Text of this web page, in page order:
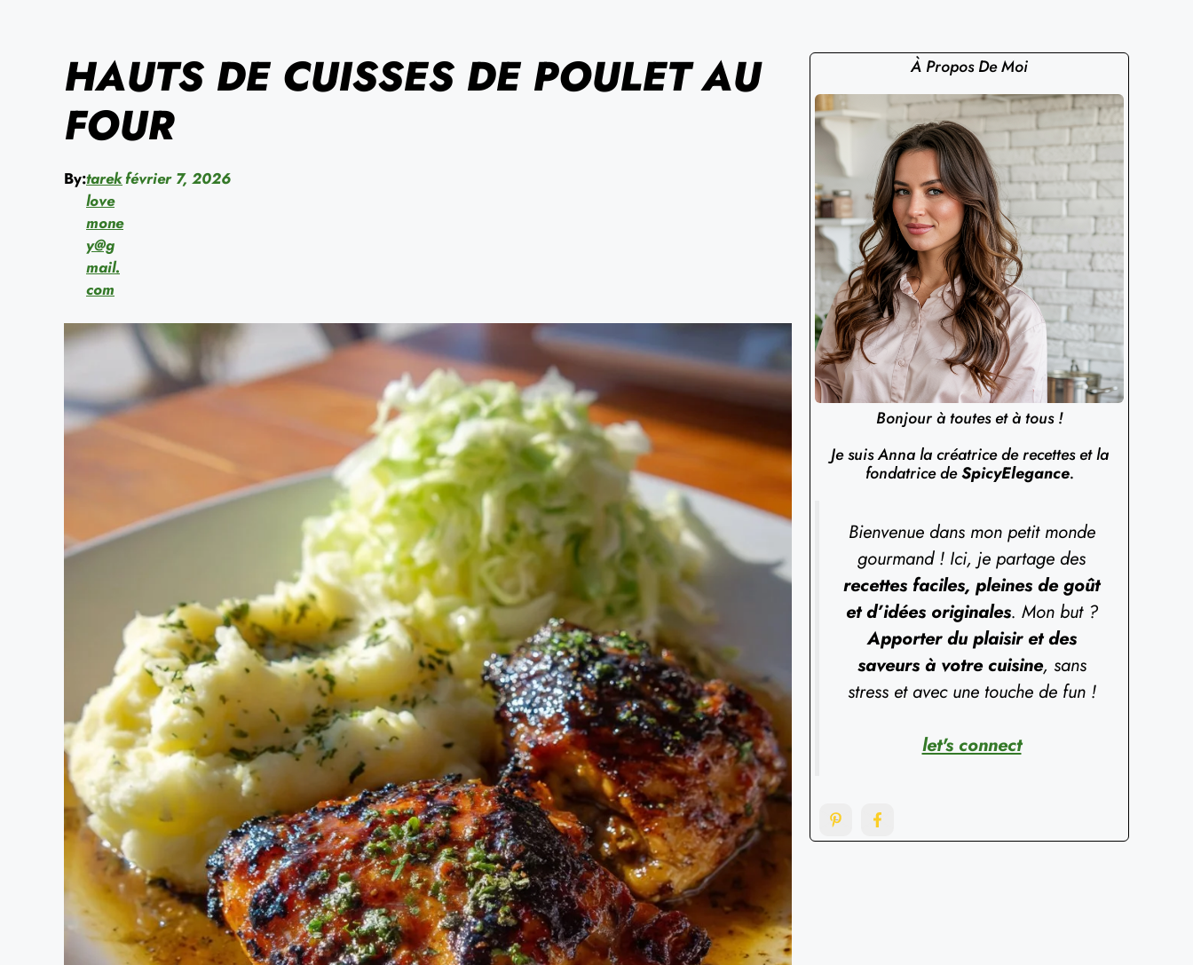
HAUTS DE CUISSES DE POULET AU
FOUR
By:tarek
love
mone
y@g
mail.
com
février 7, 2026
À Propos De Moi
Bonjour à toutes et à tous !
Je suis Anna la créatrice de recettes et la
fondatrice deSpicyElegance.
Bienvenue dans mon petit monde
gourmand ! Ici, je partage des
recettes faciles, pleines de goût
et d’idées originales. Mon but ?
Apporter du plaisir et des
saveurs à votre cuisine, sans
stress et avec une touche de fun !
let's connect